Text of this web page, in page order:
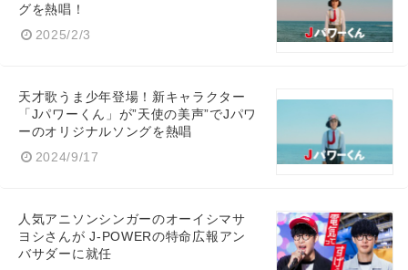
グを熱唱！
2025/2/3
天才歌うま少年登場！新キャラクター
「Jパワーくん」が”天使の美声”でJパワ
ーのオリジナルソングを熱唱
2024/9/17
人気アニソンシンガーのオーイシマサ
ヨシさんが J-POWERの特命広報アン
バサダーに就任